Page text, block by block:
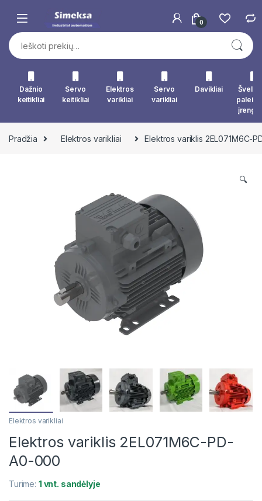
0
Ieškoti:
Dažnio
keitikliai
Servo
keitikliai
Elektros
varikliai
Servo
varikliai
Davikliai
Pradžia Elektros varikliai Elektros variklis 2EL071M6C-
🔍
Elektros varikliai
Elektros variklis 2EL071M6C-PD-
A0-000
Turime: 1 vnt. sandėlyje